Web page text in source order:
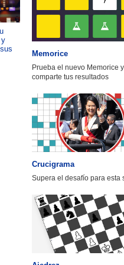
y
Capacitación como foco del
desarrollo país: OTIC de la
CChC lanza podcast sobre el
impacto de formar talento
Memorice
Prueba el nuevo Memorice y
comparte tus resultados
Crucigrama
Supera el desafío para esta